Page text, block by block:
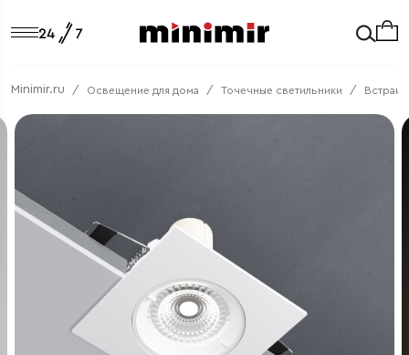
Minimir.ru Освещение для дома Точечные светильники